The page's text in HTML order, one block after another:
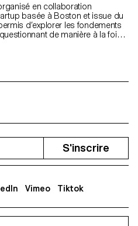
en collaboration
basée à Boston et issue du
d’explorer les fondements
de manière à la fois
S'inscrire
Vimeo Tiktok